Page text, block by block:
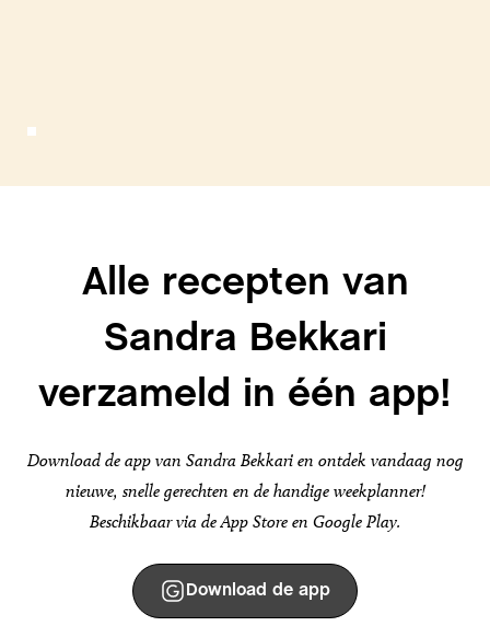
Alle recepten van
Sandra Bekkari
verzameld in één app!
Download de app van Sandra Bekkari en ontdek vandaag nog
nieuwe, snelle gerechten en de handige weekplanner!
Beschikbaar via de App Store en Google Play.
Download de app